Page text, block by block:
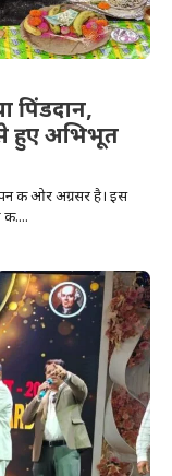
पिंडदान,
से हुए अभिभूत
की ओर अग्रसर है। इस